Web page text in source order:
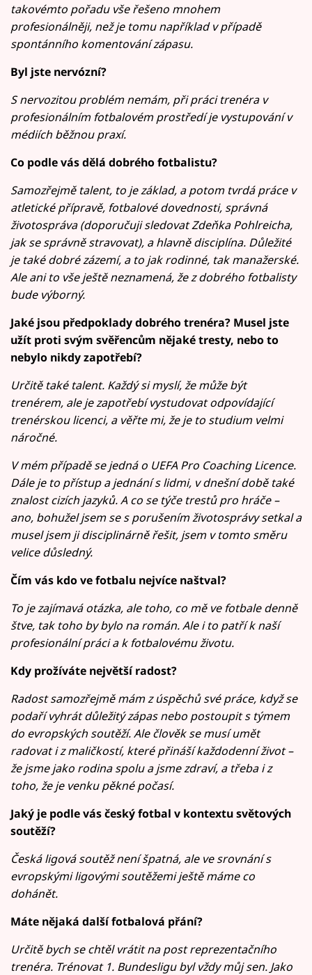
takovémto pořadu vše řešeno mnohem
profesionálněji, než je tomu například v případě
spontánního komentování zápasu.
Byl jste nervózní?
S nervozitou problém nemám, při práci trenéra v
profesionálním fotbalovém prostředí je vystupování v
médiích běžnou praxí.
Co podle vás dělá dobrého fotbalistu?
Samozřejmě talent, to je základ, a potom tvrdá práce v
atletické přípravě, fotbalové dovednosti, správná
životospráva (doporučuji sledovat Zdeňka Pohlreicha,
jak se správně stravovat), a hlavně disciplína. Důležité
je také dobré zázemí, a to jak rodinné, tak manažerské.
Ale ani to vše ještě neznamená, že z dobrého fotbalisty
bude výborný.
Jaké jsou předpoklady dobrého trenéra? Musel jste
užít proti svým svěřencům nějaké tresty, nebo to
nebylo nikdy zapotřebí?
Určitě také talent. Každý si myslí, že může být
trenérem, ale je zapotřebí vystudovat odpovídající
trenérskou licenci, a věřte mi, že je to studium velmi
náročné.
V mém případě se jedná o UEFA Pro Coaching Licence.
Dále je to přístup a jednání s lidmi, v dnešní době také
znalost cizích jazyků. A co se týče trestů pro hráče –
ano, bohužel jsem se s porušením životosprávy setkal a
musel jsem ji disciplinárně řešit, jsem v tomto směru
velice důsledný.
Čím vás kdo ve fotbalu nejvíce naštval?
To je zajímavá otázka, ale toho, co mě ve fotbale denně
štve, tak toho by bylo na román. Ale i to patří k naší
profesionální práci a k fotbalovému životu.
Kdy prožíváte největší radost?
Radost samozřejmě mám z úspěchů své práce, když se
podaří vyhrát důležitý zápas nebo postoupit s týmem
do evropských soutěží. Ale člověk se musí umět
radovat i z maličkostí, které přináší každodenní život –
že jsme jako rodina spolu a jsme zdraví, a třeba i z
toho, že je venku pěkné počasí.
Jaký je podle vás český fotbal v kontextu světových
soutěží?
Česká ligová soutěž není špatná, ale ve srovnání s
evropskými ligovými soutěžemi ještě máme co
dohánět.
Máte nějaká další fotbalová přání?
Určitě bych se chtěl vrátit na post reprezentačního
trenéra. Trénovat 1. Bundesligu byl vždy můj sen. Jako